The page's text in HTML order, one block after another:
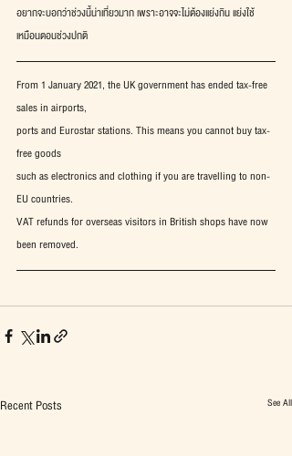
อยากจะบอกว่าช่วงนี้น่าเที่ยวมาก เพราะอาจจะไม่ต้องแย่งกิน แย่งใช้
เหมือนตอนช่วงปกติ
From 1 January 2021, the UK government has ended tax-free
sales in airports,
ports and Eurostar stations. This means you cannot buy tax-
free goods
such as electronics and clothing if you are travelling to non-
EU countries.
VAT refunds for overseas visitors in British shops have now
been removed.
Recent Posts See All